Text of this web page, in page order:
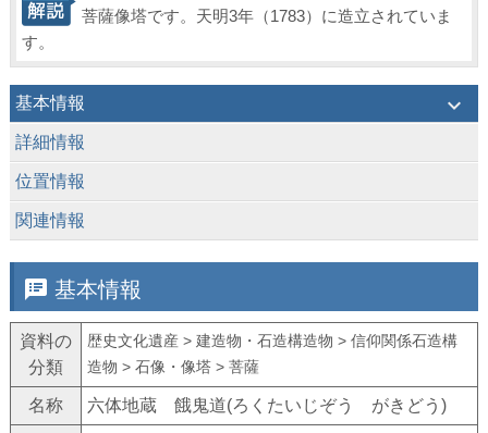
菩薩像塔です。天明3年（1783）に造立されていま
す。
基本情報 keyboard_arrow_down
詳細情報
位置情報
関連情報
speaker_notes 基本情報
資料の
分類
歴史文化遺産 > 建造物・石造構造物 > 信仰関係石造構
造物 > 石像・像塔 > 菩薩
名称 六体地蔵 餓鬼道(ろくたいじぞう がきどう)